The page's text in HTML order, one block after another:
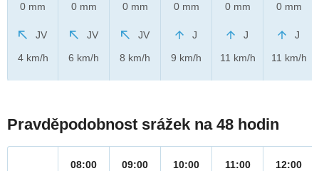
0 mm
JV
4 km/h
0 mm
JV
6 km/h
0 mm
JV
8 km/h
0 mm
J
9 km/h
0 mm
J
11 km/h
0 mm
J
11 km/h
Pravděpodobnost srážek na 48 hodin
08:00
09:00
10:00
11:00
12:00